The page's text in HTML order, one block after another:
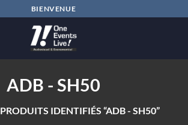
BIENVENUE
ADB - SH50
PRODUITS IDENTIFIÉS “ADB - SH50”